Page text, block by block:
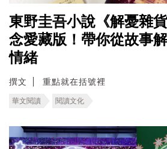
東野圭吾小說《解憂雜
念愛藏版！帶你從故事
情緒
撰文 重點就在括號裡
華文閱讀 閱讀文化